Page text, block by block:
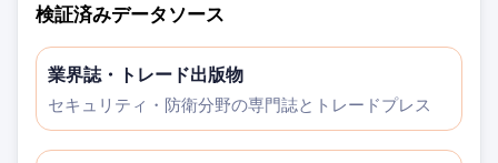
検証済みデータソース
業界誌・トレード出版物
セキュリティ・防衛分野の専門誌とトレードプレス